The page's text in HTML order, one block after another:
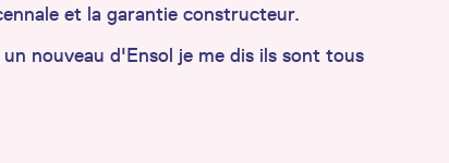
et la garantie constructeur.
nouveau d'Ensol je me dis ils sont tous